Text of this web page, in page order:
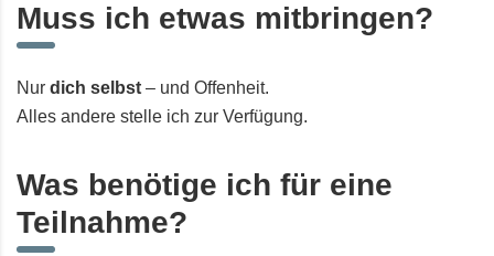
Muss ich etwas mitbringen?
Nur dich selbst – und Offenheit.
Alles andere stelle ich zur Verfügung.
Was benötige ich für eine
Teilnahme?